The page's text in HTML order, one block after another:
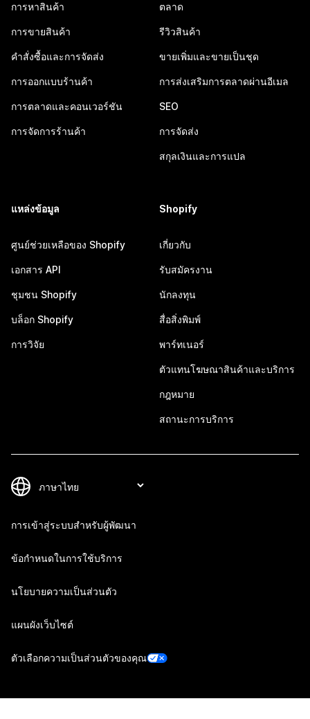
การหาสินค้า
การขายสินค้า
คำสั่งซื้อและการจัดส่ง
การออกแบบร้านค้า
การตลาดและคอนเวอร์ชัน
การจัดการร้านค้า
ตลาด
รีวิวสินค้า
ขายเพิ่มและขายเป็นชุด
การส่งเสริมการตลาดผ่านอีเมล
SEO
การจัดส่ง
สกุลเงินและการแปล
แหล่งข้อมูล
ศูนย์ช่วยเหลือของ Shopify
เอกสาร API
ชุมชน Shopify
บล็อก Shopify
การวิจัย
Shopify
เกี่ยวกับ
รับสมัครงาน
นักลงทุน
สื่อสิ่งพิมพ์
พาร์ทเนอร์
ตัวแทนโฆษณาสินค้าและบริการ
กฎหมาย
สถานะการบริการ
การเข้าสู่ระบบสำหรับผู้พัฒนา
ข้อกำหนดในการใช้บริการ
นโยบายความเป็นส่วนตัว
แผนผังเว็บไซต์
ตัวเลือกความเป็นส่วนตัวของคุณ